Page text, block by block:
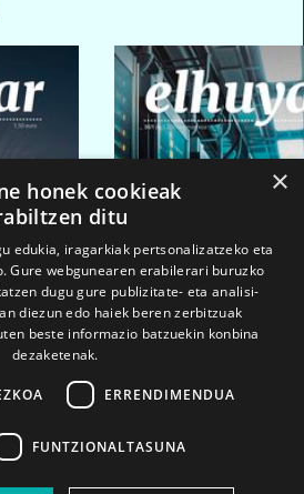
2026ko mar. 1a
×
honek cookieak
ditu
edukia, iragarkiak pertsonalizatzeko eta
Gure webgunearen erabilerari buruzko
dugu gure publizitate- eta analisi-
diezun edo haiek beren zerbitzuak
beste informazio batzuekin konbina
dezaketenak.
ERRENDIMENDUA
FUNTZIONALTASUNA